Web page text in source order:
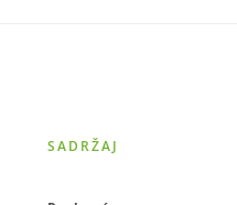
SADRŽAJ